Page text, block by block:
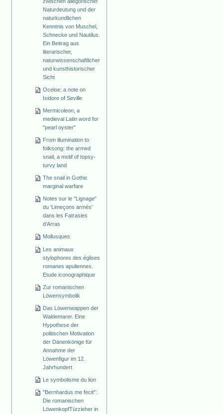
zwischen allegorischer
Naturdeutung und der
naturkundlichen
Kenntnis von Muschel,
Schnecke und Nautilus.
Ein Beitrag aus
literarischer,
naturwissenschaftlicher
und kunsthistorischer
Sicht
Oceloe: a note on
Isidore of Seville
Mermicoleon, a
medieval Latin word for
"pearl oyster"
From illumination to
folksong: the armed
snail, a motif of topsy-
turvy land
The snail in Gothic
marginal warfare
Notes sur le "Lignage"
du 'Limeçons armés'
dans les Fatrasies
d’Arras
Mollusques
Les animaux
stylophores des églises
romanes apuliennes.
Etude iconographique
Zur romanischen
Löwensymbolik
Das Löwenwappen der
Waldemarer. Eine
Hypothese der
politischen Motivation
der Dänenkönige für
Annahme der
Löwenfigur im 12.
Jahrhundert
Le symbolisme du lion
"Bernhardus me fecit":
Die romanischen
Löwenkopf­Türzieher in